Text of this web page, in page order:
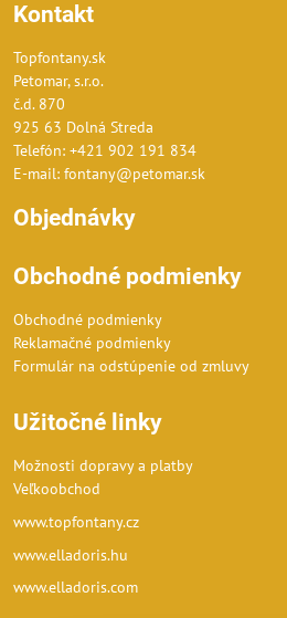
Kontakt
Topfontany.sk
Petomar, s.r.o.
č.d. 870
925 63 Dolná Streda
Telefón: +421 902 191 834
E-mail: fontany@petomar.sk
Objednávky
Obchodné podmienky
Obchodné podmienky
Reklamačné podmienky
Formulár na odstúpenie od zmluvy
Užitočné linky
Možnosti dopravy a platby
Veľkoobchod
www.topfontany.cz
www.elladoris.hu
www.elladoris.com